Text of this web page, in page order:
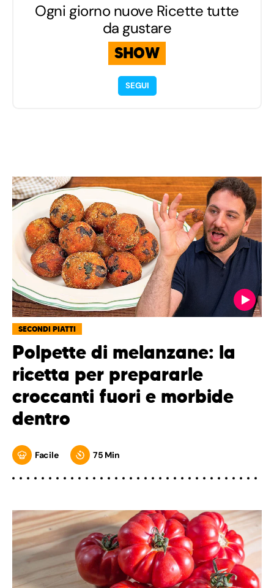
Ogni giorno nuove Ricette tutte
da gustare
SHOW
SEGUI
SECONDI PIATTI
Polpette di melanzane: la
ricetta per prepararle
croccanti fuori e morbide
dentro
Facile 75 Min